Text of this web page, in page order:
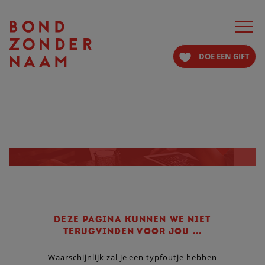
Toggle
DOE EEN GIFT
DEZE PAGINA KUNNEN WE NIET
TERUGVINDEN VOOR JOU ...
Waarschijnlijk zal je een typfoutje hebben